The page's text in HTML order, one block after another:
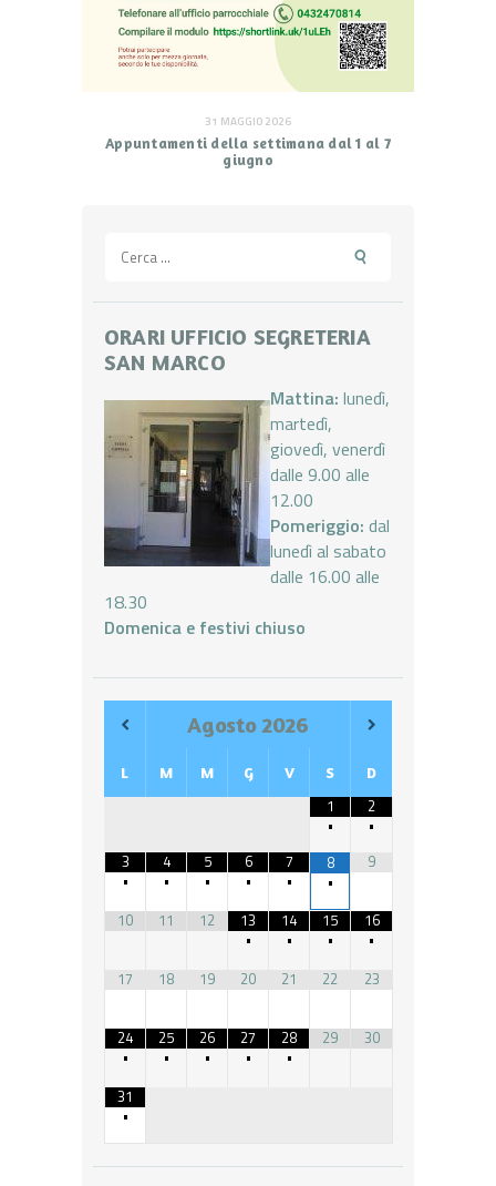
31 MAGGIO 2026
Appuntamenti della settimana dal 1 al 7
giugno
per:
ORARI UFFICIO SEGRETERIA
SAN MARCO
Mattina: lunedì,
martedì,
giovedì, venerdì
dalle 9.00 alle
12.00
Pomeriggio: dal
lunedì al sabato
dalle 16.00 alle
18.30
Domenica e festivi chiuso
Agosto 2026
L M M G V S D
1
•
2
•
3
•
4
•
5
•
6
•
7
•
8
•
9
10 11 12
13
•
14
•
15
•
16
•
17
18 19 20 21 22 23
24
•
25
•
26
•
27
•
28
•
29 30
31
•